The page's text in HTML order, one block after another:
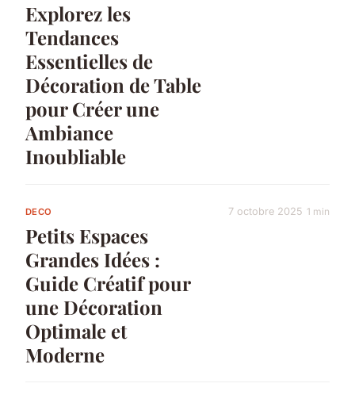
Explorez les
Tendances
Essentielles de
Décoration de Table
pour Créer une
Ambiance
Inoubliable
DECO
Petits Espaces
Grandes Idées :
Guide Créatif pour
une Décoration
Optimale et
Moderne
7 octobre 2025 1 min